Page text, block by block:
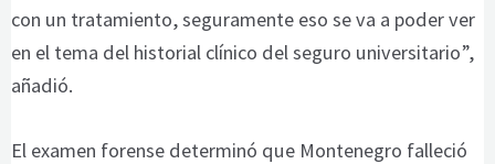
con un tratamiento, seguramente eso se va a poder ver
en el tema del historial clínico del seguro universitario”,
añadió.
El examen forense determinó que Montenegro falleció